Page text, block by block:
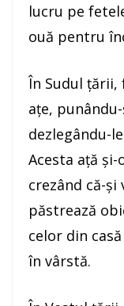
lucru pe
ouă pentru
În Sudul ţării,
aţe,
dezlegându-
Acesta aţă
crezând că-
păstrează
celor din
în vârstă.